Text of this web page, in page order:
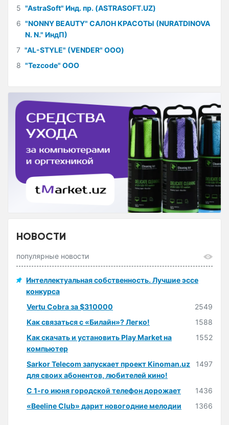
5 "AstraSoft" Инд. пр. (ASTRASOFT.UZ)
6 "NONNY BEAUTY" САЛОН КРАСОТЫ (NURATDINOVA
N. N." ИндП)
7 "AL-STYLE" (VENDER" ООО)
8 "Tezcode" ООО
НОВОСТИ
популярные новости
Интеллектуальная собственность. Лучшие эссе
конкурса
Vertu Cobra за $310000
2549
Как связаться с «Билайн»? Легко!
1588
Как скачать и установить Play Market на
компьютер
1552
Sarkor Telecom запускает проект Kinoman.uz
для своих абонентов, любителей кино!
1497
С 1-го июня городской телефон дорожает
1436
«Beeline Club» дарит новогодние мелодии
1366